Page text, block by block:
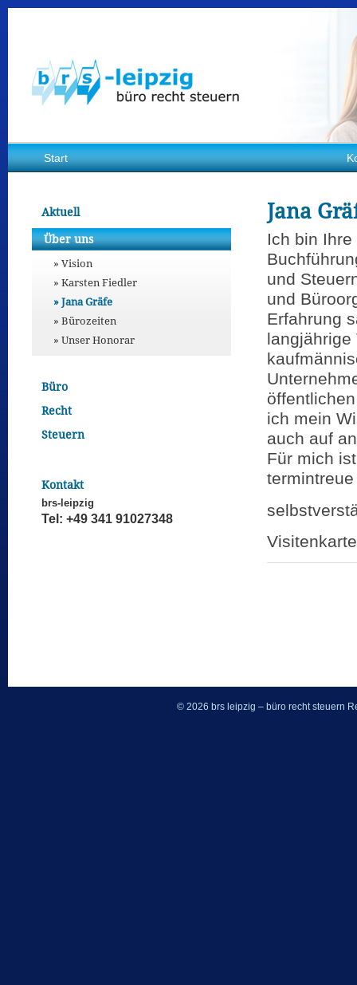
Start
Jana
Ich bin
und
und
Erfahrung
langjährige
ich mein
auch auf
Für mich
Aktuell
Über uns
Vision
Karsten Fiedler
Jana Gräfe
Bürozeiten
Unser Honorar
Büro
Recht
Steuern
Kontakt
brs-leipzig
Tel: +49 341 91027348
© 2026 brs leipzig – büro recht steuern